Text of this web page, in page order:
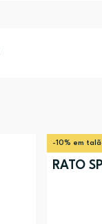
-10% em
RATO